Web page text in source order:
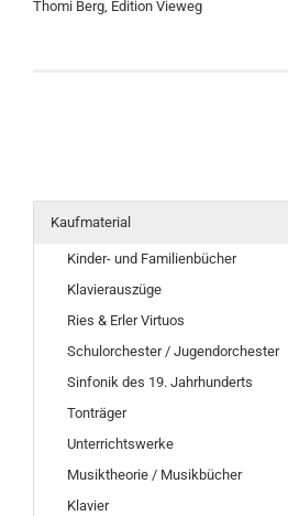
Thomi Berg, Edition Vieweg
Kaufmaterial
Kinder- und Familienbücher
Klavierauszüge
Ries & Erler Virtuos
Schulorchester / Jugendorchester
Sinfonik des 19. Jahrhunderts
Tonträger
Unterrichtswerke
Musiktheorie / Musikbücher
Klavier